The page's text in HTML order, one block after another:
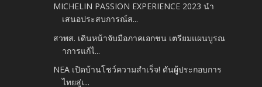
MICHELIN PASSION EXPERIENCE 2023 นำ
เสนอประสบการณ์ส...
สวพส. เดินหน้าจับมือภาคเอกชน เตรียมแผนบูรณ
าการแก้ไ...
NEA เปิดบ้านโชว์ความสำเร็จ! ดันผู้ประกอบการ
ไทยสู่เ...